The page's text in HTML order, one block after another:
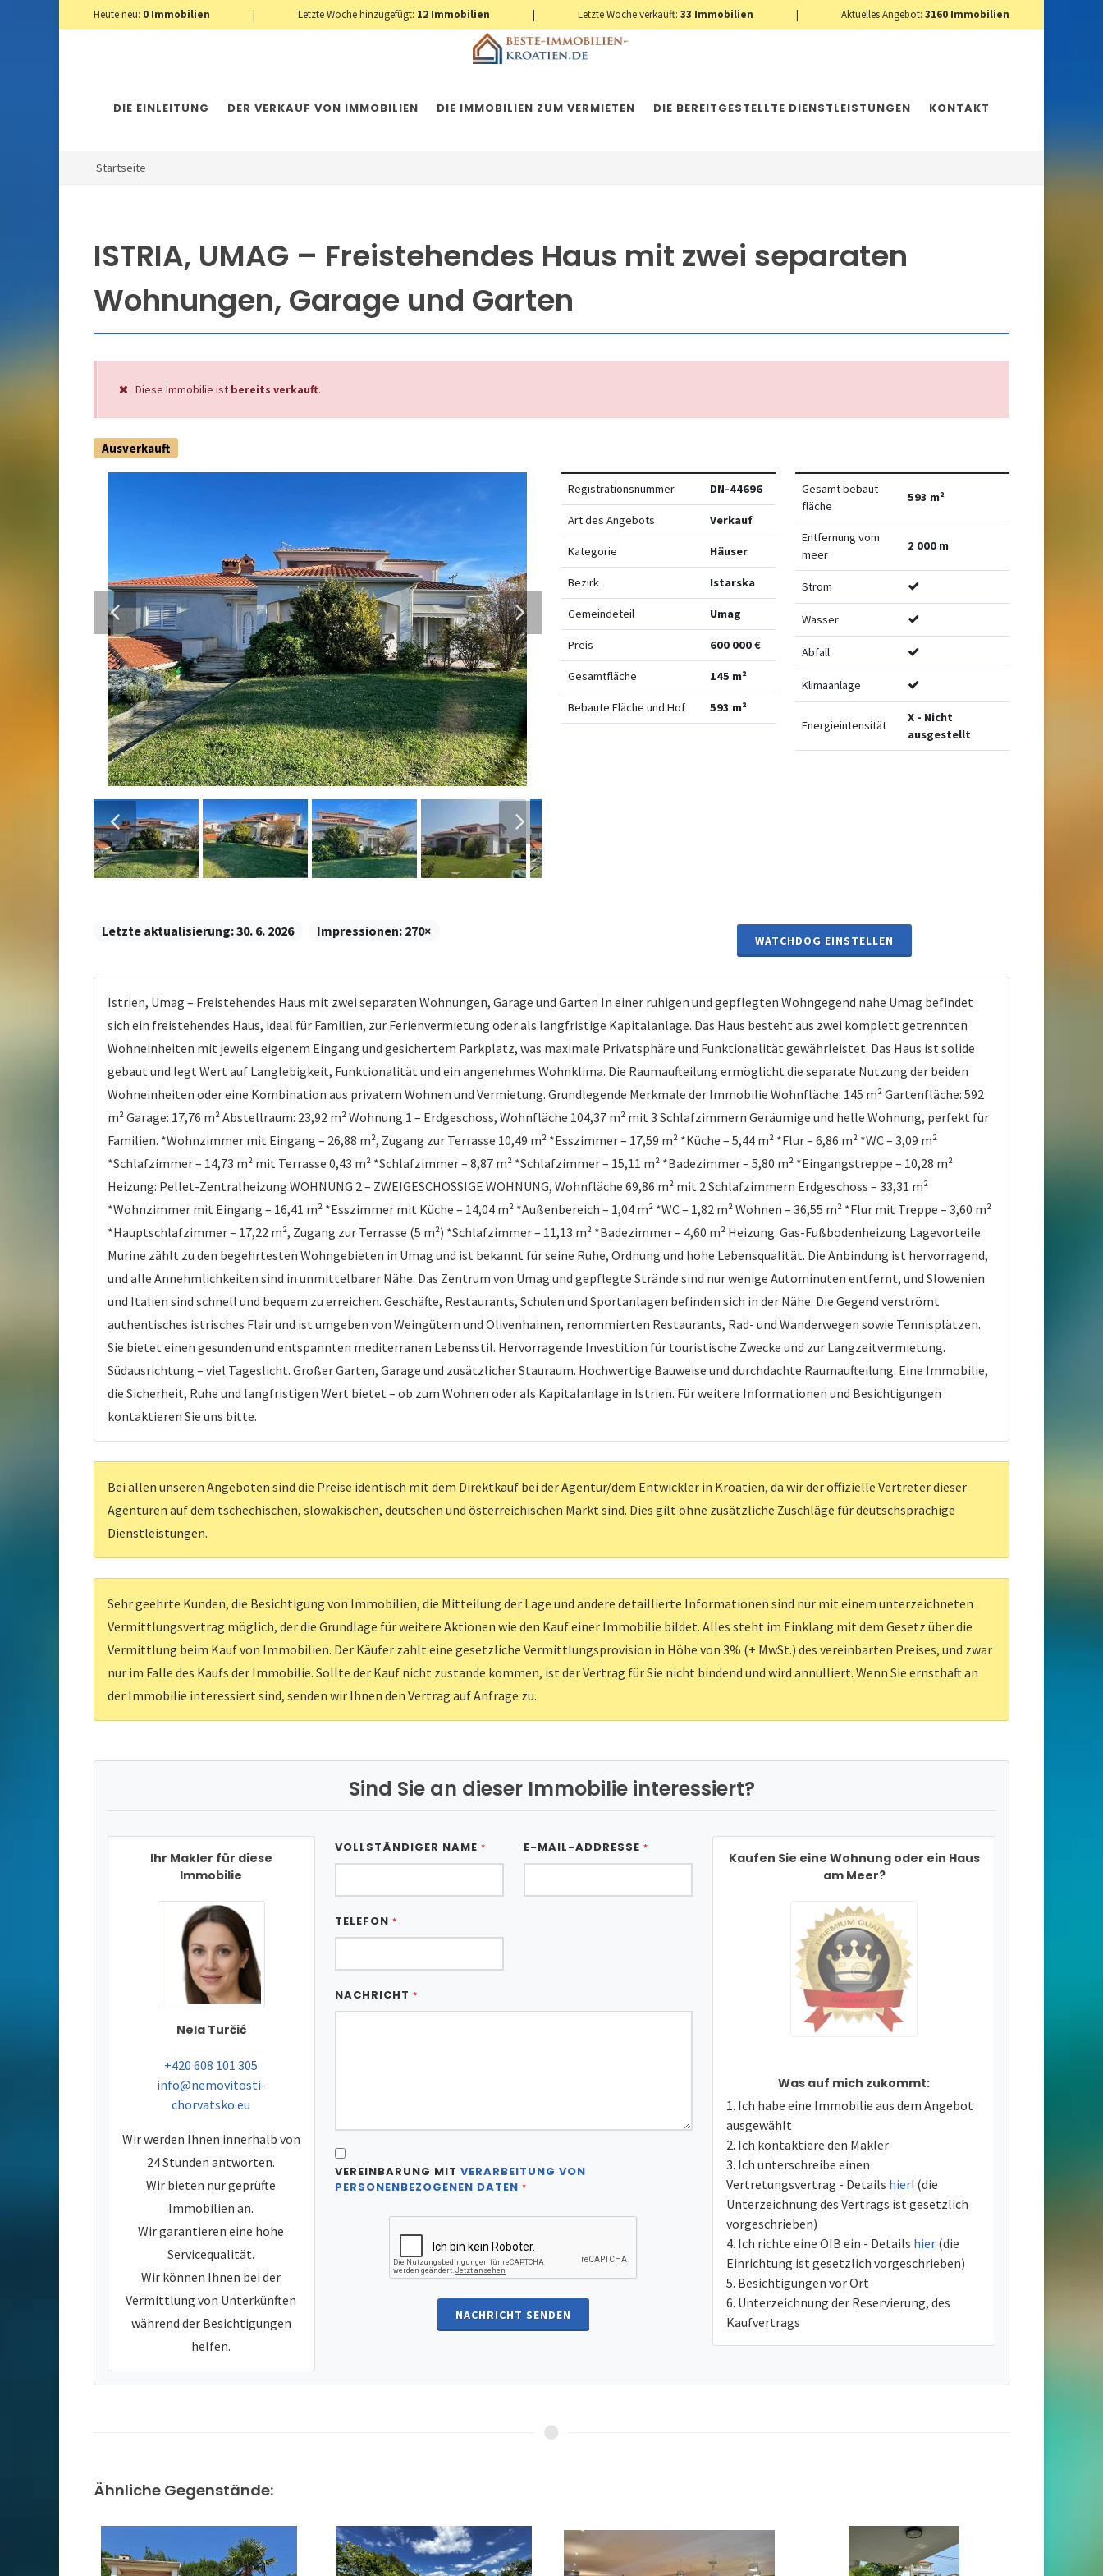
Heute neu: 0 Immobilien | Letzte Woche hinzugefügt: 12 Immobilien | Letzte Woche verkauft: 33 Immobilien | Aktuelles Angebot: 3160 Immobilien
DIE EINLEITUNG DER VERKAUF VON IMMOBILIEN DIE IMMOBILIEN ZUM VERMIETEN DIE BEREITGESTELLTE DIENSTLEISTUNGEN KONTAKT
Startseite
ISTRIA, UMAG – Freistehendes Haus mit zwei separaten
Wohnungen, Garage und Garten
Diese Immobilie ist bereits verkauft.
Ausverkauft
Registrationsnummer DN-44696
Art des Angebots Verkauf
Kategorie Häuser
Bezirk Istarska
Gemeindeteil Umag
Preis 600 000 €
Gesamtfläche 145 m²
Bebaute Fläche und Hof 593 m²
Gesamt bebaut
fläche
593 m²
Entfernung vom
meer
2 000 m
Strom
Wasser
Abfall
Klimaanlage
Energieintensität
X - Nicht
ausgestellt
Letzte aktualisierung:30. 6. 2026 Impressionen: 270×
WATCHDOG EINSTELLEN
Istrien, Umag – Freistehendes Haus mit zwei separaten Wohnungen, Garage und Garten In einer ruhigen und gepflegten Wohngegend nahe Umag befindet
sich ein freistehendes Haus, ideal für Familien, zur Ferienvermietung oder als langfristige Kapitalanlage. Das Haus besteht aus zwei komplett getrennten
Wohneinheiten mit jeweils eigenem Eingang und gesichertem Parkplatz, was maximale Privatsphäre und Funktionalität gewährleistet. Das Haus ist solide
gebaut und legt Wert auf Langlebigkeit, Funktionalität und ein angenehmes Wohnklima. Die Raumaufteilung ermöglicht die separate Nutzung der beiden
Wohneinheiten oder eine Kombination aus privatem Wohnen und Vermietung. Grundlegende Merkmale der Immobilie Wohnfläche: 145 m² Gartenfläche: 592
m² Garage: 17,76 m² Abstellraum: 23,92 m² Wohnung 1 – Erdgeschoss, Wohnfläche 104,37 m² mit 3 Schlafzimmern Geräumige und helle Wohnung, perfekt für
Familien. *Wohnzimmer mit Eingang – 26,88 m², Zugang zur Terrasse 10,49 m² *Esszimmer – 17,59 m² *Küche – 5,44 m² *Flur – 6,86 m² *WC – 3,09 m²
*Schlafzimmer – 14,73 m² mit Terrasse 0,43 m² *Schlafzimmer – 8,87 m² *Schlafzimmer – 15,11 m² *Badezimmer – 5,80 m² *Eingangstreppe – 10,28 m²
Heizung: Pellet-Zentralheizung WOHNUNG 2 – ZWEIGESCHOSSIGE WOHNUNG, Wohnfläche 69,86 m² mit 2 Schlafzimmern Erdgeschoss – 33,31 m²
*Wohnzimmer mit Eingang – 16,41 m² *Esszimmer mit Küche – 14,04 m² *Außenbereich – 1,04 m² *WC – 1,82 m² Wohnen – 36,55 m² *Flur mit Treppe – 3,60 m²
*Hauptschlafzimmer – 17,22 m², Zugang zur Terrasse (5 m²) *Schlafzimmer – 11,13 m² *Badezimmer – 4,60 m² Heizung: Gas-Fußbodenheizung Lagevorteile
Murine zählt zu den begehrtesten Wohngebieten in Umag und ist bekannt für seine Ruhe, Ordnung und hohe Lebensqualität. Die Anbindung ist hervorragend,
und alle Annehmlichkeiten sind in unmittelbarer Nähe. Das Zentrum von Umag und gepflegte Strände sind nur wenige Autominuten entfernt, und Slowenien
und Italien sind schnell und bequem zu erreichen. Geschäfte, Restaurants, Schulen und Sportanlagen befinden sich in der Nähe. Die Gegend verströmt
authentisches istrisches Flair und ist umgeben von Weingütern und Olivenhainen, renommierten Restaurants, Rad- und Wanderwegen sowie Tennisplätzen.
Sie bietet einen gesunden und entspannten mediterranen Lebensstil. Hervorragende Investition für touristische Zwecke und zur Langzeitvermietung.
Südausrichtung – viel Tageslicht. Großer Garten, Garage und zusätzlicher Stauraum. Hochwertige Bauweise und durchdachte Raumaufteilung. Eine Immobilie,
die Sicherheit, Ruhe und langfristigen Wert bietet – ob zum Wohnen oder als Kapitalanlage in Istrien. Für weitere Informationen und Besichtigungen
kontaktieren Sie uns bitte.
Bei allen unseren Angeboten sind die Preise identisch mit dem Direktkauf bei der Agentur/dem Entwickler in Kroatien, da wir der offizielle Vertreter dieser
Agenturen auf dem tschechischen, slowakischen, deutschen und österreichischen Markt sind. Dies gilt ohne zusätzliche Zuschläge für deutschsprachige
Dienstleistungen.
Sehr geehrte Kunden, die Besichtigung von Immobilien, die Mitteilung der Lage und andere detaillierte Informationen sind nur mit einem unterzeichneten
Vermittlungsvertrag möglich, der die Grundlage für weitere Aktionen wie den Kauf einer Immobilie bildet. Alles steht im Einklang mit dem Gesetz über die
Vermittlung beim Kauf von Immobilien. Der Käufer zahlt eine gesetzliche Vermittlungsprovision in Höhe von 3% (+ MwSt.) des vereinbarten Preises, und zwar
nur im Falle des Kaufs der Immobilie. Sollte der Kauf nicht zustande kommen, ist der Vertrag für Sie nicht bindend und wird annulliert. Wenn Sie ernsthaft an
der Immobilie interessiert sind, senden wir Ihnen den Vertrag auf Anfrage zu.
Sind Sie an dieser Immobilie interessiert?
Ihr Makler für diese
Immobilie
Nela Turčić
tel:
+420 608 101 305
e-mail:
info@nemovitosti-
chorvatsko.eu
Wir werden Ihnen innerhalb von
24 Stunden antworten.
Wir bieten nur geprüfte
Immobilien an.
Wir garantieren eine hohe
Servicequalität.
Wir können Ihnen bei der
Vermittlung von Unterkünften
während der Besichtigungen
helfen.
VOLLSTÄNDIGER NAME * E-MAIL-ADDRESSE *
TELEFON *
NACHRICHT *
VEREINBARUNG MIT VERARBEITUNG VON
PERSONENBEZOGENEN DATEN *
NACHRICHT SENDEN
Kaufen Sie eine Wohnung oder ein Haus
am Meer?
Was auf mich zukommt:
Ich habe eine Immobilie aus dem Angebot
ausgewählt
Ich kontaktiere den Makler
Ich unterschreibe einen
Vertretungsvertrag - Details hier! (die
Unterzeichnung des Vertrags ist gesetzlich
vorgeschrieben)
Ich richte eine OIB ein - Details hier (die
Einrichtung ist gesetzlich vorgeschrieben)
Besichtigungen vor Ort
Unterzeichnung der Reservierung, des
Kaufvertrags
Ähnliche Gegenstände: